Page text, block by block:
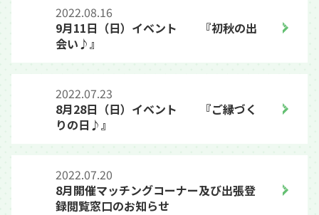
2022.08.16
9月11日（日）イベント 『初秋の出
会い♪』
2022.07.23
8月28日（日）イベント 『ご縁づく
りの日♪』
2022.07.20
8月開催マッチングコーナー及び出張登
録閲覧窓口のお知らせ